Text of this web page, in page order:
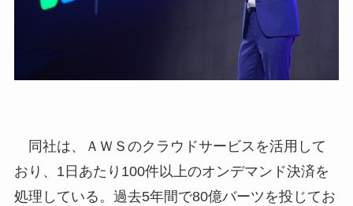
同社は、ＡＷＳのクラウドサービスを活用して
おり、1日あたり100件以上のオンデマンド決済を
処理している。過去5年間で80億バーツを投じてお